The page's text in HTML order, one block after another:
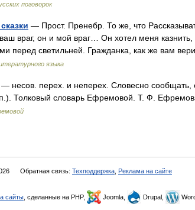
поговорок
— Прост. Пренебр. То же, что
враг, он и мой враг… Он хотел меня
перед светильней. Гражданка, как же вам
языка
— несов. перех. и неперех. Словесно сообщать,
Толковый словарь Ефремовой. Т. Ф.
Обратная связь: Техподдержка Реклама на сайте
сайты , сделанные на PHP, Joomla, Drupal,